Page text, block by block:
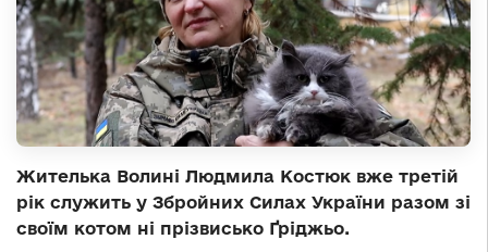
Жителька Волині Людмила Костюк вже третій
рік служить у Збройних Силах України разом зі
своїм котом ні прізвисько Ґріджьо.